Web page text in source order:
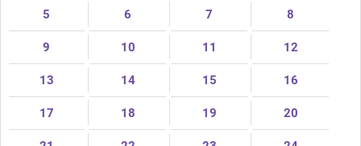
5 6 7 8
9 10 11 12
13 14 15 16
17 18 19 20